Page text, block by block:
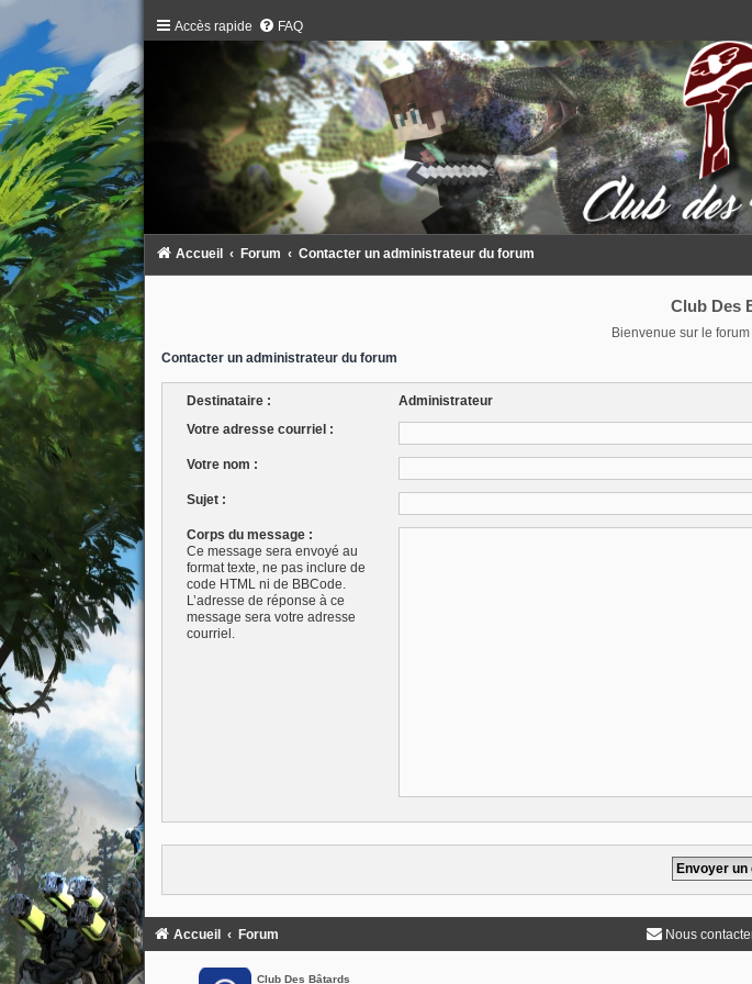
Accès rapide FAQ
Accueil Forum Contacter un administrateur du forum
Club Des
Bienvenue sur le
Contacter un administrateur du forum
Destinataire :
Administrateur
Votre adresse courriel :
Votre nom :
Sujet :
Corps du message :
Ce message sera envoyé au
format texte, ne pas inclure de
code HTML ni de BBCode.
L’adresse de réponse à ce
message sera votre adresse
courriel.
Accueil Forum Nous
Club Des Bâtards